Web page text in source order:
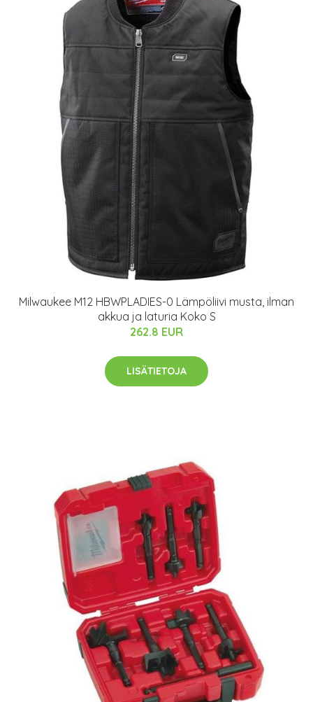
Milwaukee M12 HBWPLADIES-0 Lämpöliivi musta, ilman
akkua ja laturia Koko S
262.8 EUR
LISÄTIETOJA